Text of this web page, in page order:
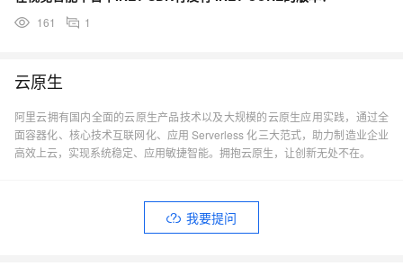
161 1
云原生
阿里云拥有国内全面的云原生产品技术以及大规模的云原生应用实践，通过全
面容器化、核心技术互联网化、应用 Serverless 化三大范式，助力制造业企业
高效上云，实现系统稳定、应用敏捷智能。拥抱云原生，让创新无处不在。
我要提问